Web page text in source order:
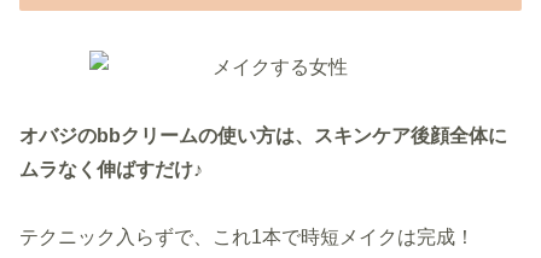
オバジのbbクリームの使い方は、スキンケア後顔全体に
ムラなく伸ばすだけ♪
テクニック入らずで、これ1本で時短メイクは完成！